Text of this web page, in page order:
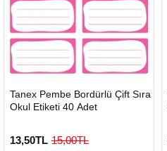
GÖNDERİ
Tanex Pembe Bordürlü Çift Sıra
Okul Etiketi 40 Adet
13,50TL 15,00TL